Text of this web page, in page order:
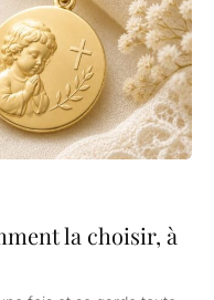
la choisir, à